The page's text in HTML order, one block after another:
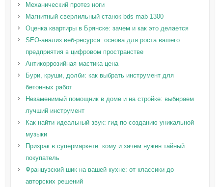
Механический протез ноги
Магнитный сверлильный станок bds mab 1300
Оценка квартиры в Брянске: зачем и как это делается
SEO-анализ веб-ресурса: основа для роста вашего
предприятия в цифровом пространстве
Антикоррозийная мастика цена
Бури, круши, долби: как выбрать инструмент для
бетонных работ
Незаменимый помощник в доме и на стройке: выбираем
лучший инструмент
Как найти идеальный звук: гид по созданию уникальной
музыки
Призрак в супермаркете: кому и зачем нужен тайный
покупатель
Французский шик на вашей кухне: от классики до
авторских решений